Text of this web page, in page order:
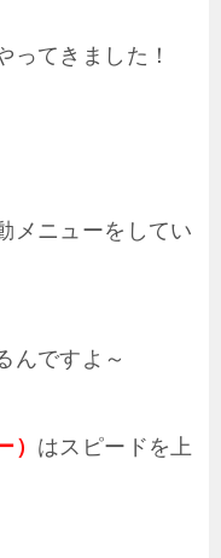
ってきました！
メニューをしてい
んですよ～
） はスピードを上